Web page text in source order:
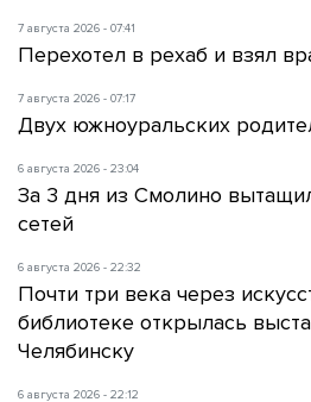
7 августа 2026 - 07:41
Перехотел в рехаб и взял
7 августа 2026 - 07:17
Двух южноуральских
6 августа 2026 - 23:04
За 3 дня из Смолино
сетей
6 августа 2026 - 22:32
Почти три века через
библиотеке открылась
Челябинску
6 августа 2026 - 22:12